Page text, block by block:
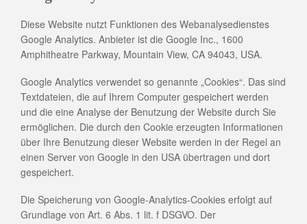
Diese Website nutzt Funktionen des Webanalysedienstes
Google Analytics. Anbieter ist die Google Inc., 1600
Amphitheatre Parkway, Mountain View, CA 94043, USA.
Google Analytics verwendet so genannte „Cookies“. Das sind
Textdateien, die auf Ihrem Computer gespeichert werden
und die eine Analyse der Benutzung der Website durch Sie
ermöglichen. Die durch den Cookie erzeugten Informationen
über Ihre Benutzung dieser Website werden in der Regel an
einen Server von Google in den USA übertragen und dort
gespeichert.
Die Speicherung von Google-Analytics-Cookies erfolgt auf
Grundlage von Art. 6 Abs. 1 lit. f DSGVO. Der